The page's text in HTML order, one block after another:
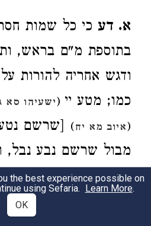
א. דע כי כל שמות
בתוספת מ"ם בראש,
ודגש אחריה להורות
כמו; מטע יי (ישעיהו סא
(איוב מא יח) [שרשם
מבול שרשם נבע נבל,
הנקבה, כמו; מפלה,
מגפה, מסכה ודומיהם,
the best experience possible on
using Sefaria. Learn More.
OK